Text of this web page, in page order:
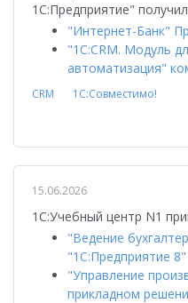
1С:Предприятие"
"Интернет-Банк"
"1С:CRM. Модуль
автоматизация"
CRM 1С:Совместимо!
15.06.2026
1С:Учебный центр N1
"Ведение
"1С:Предприятие 8"
"Управление
прикладном